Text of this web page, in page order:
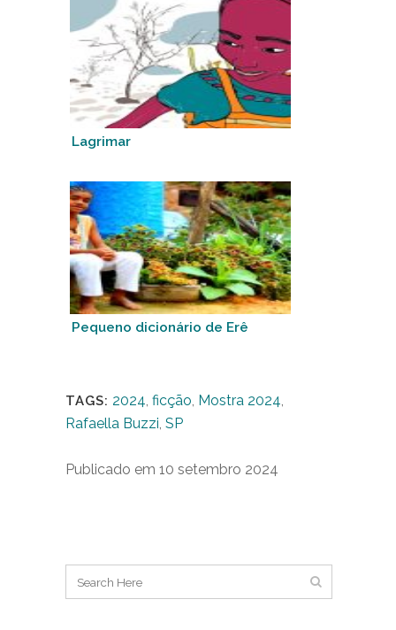
Lagrimar
Pequeno dicionário de Erê
TAGS: 2024, ficção, Mostra 2024,
Rafaella Buzzi, SP
Publicado em 10 setembro 2024